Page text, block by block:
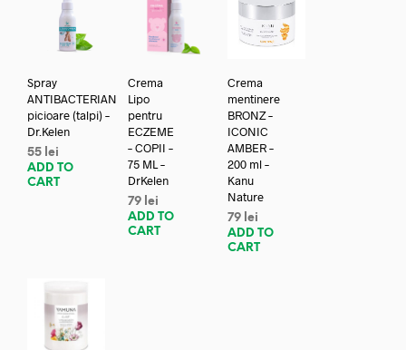
Spray
ANTIBACTERIAN
picioare (talpi) –
Dr.Kelen
55 lei
ADD TO
CART
Crema
Lipo
pentru
ECZEME
– COPII –
75 ML –
DrKelen
79 lei
ADD TO
CART
Crema
mentinere
BRONZ –
ICONIC
AMBER –
200 ml –
Kanu
Nature
79 lei
ADD TO
CART